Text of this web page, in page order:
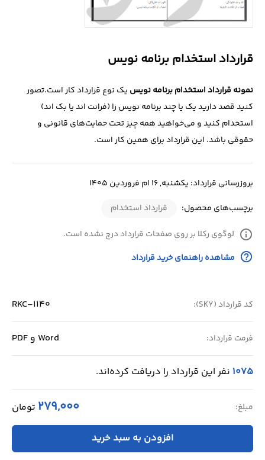
درباره
تماس
ما
قرارداد استخدام برنامه نویس
نمونه قرارداد استخدام برنامه نویس یک نوع قرارداد کار است.تصور
کنید قصد دارید یک یا چند برنامه نویس را (فرانت اند یا بک اند)
استخدام کنید و می‌خواهید همه چیز تحت حمایت‌های قانونی و
حقوقی باشد. این قرارداد برای همین کار است.
بروزرسانی قرارداد: یکشنبه, 16 ام فروردین 1405
برچسب‌های محصول:
قرارداد استخدام
info لوگوی رکلا بر روی صفحات قرارداد درج نشده است.
help_outline مشاهده راهنمای خرید قرارداد
کد قرارداد (SKY): RKC-1140
فرمت قرارداد: Word و PDF
1075 نفر این قرارداد را دریافت کرده‌اند.
مبلغ: 279,000 تومان
افزودن به سبد خرید